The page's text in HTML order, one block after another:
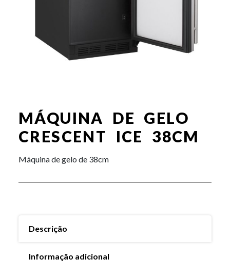
MÁQUINA DE GELO
CRESCENT ICE 38CM
Máquina de gelo de 38cm
Descrição
Informação adicional